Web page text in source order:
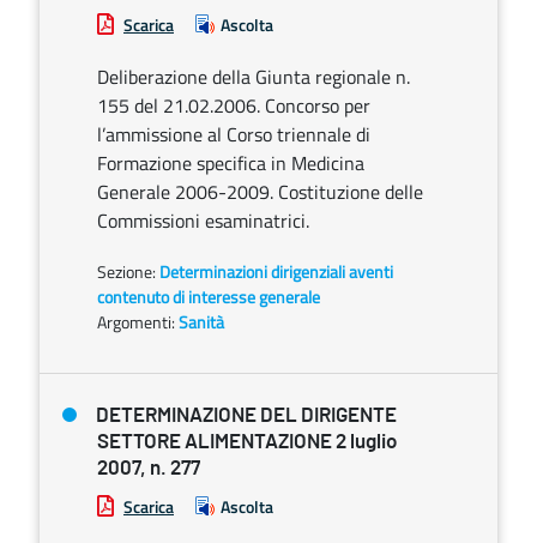
Scarica Ascolta
Deliberazione della Giunta regionale n.
155 del 21.02.2006. Concorso per
l’ammissione al Corso triennale di
Formazione specifica in Medicina
Generale 2006-2009. Costituzione delle
Commissioni esaminatrici.
Sezione: Determinazioni dirigenziali aventi
contenuto di interesse generale
Argomenti:Sanità
DETERMINAZIONE DEL DIRIGENTE
SETTORE ALIMENTAZIONE 2 luglio
2007, n. 277
Scarica Ascolta